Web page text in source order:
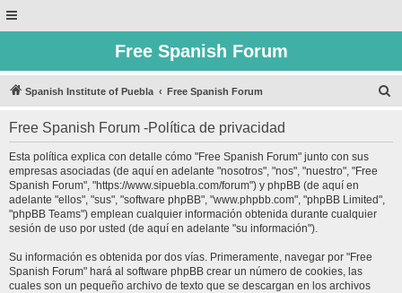
Free Spanish Forum
Spanish Institute of Puebla Free Spanish Forum
Free Spanish Forum -Política de privacidad
Esta política explica con detalle cómo "Free Spanish Forum" junto con sus
empresas asociadas (de aquí en adelante "nosotros", "nos", "nuestro", "Free
Spanish Forum", "https://www.sipuebla.com/forum") y phpBB (de aquí en
adelante "ellos", "sus", "software phpBB", "www.phpbb.com", "phpBB Limited",
"phpBB Teams") emplean cualquier información obtenida durante cualquier
sesión de uso por usted (de aquí en adelante "su información").
Su información es obtenida por dos vías. Primeramente, navegar por "Free
Spanish Forum" hará al software phpBB crear un número de cookies, las
cuales son un pequeño archivo de texto que se descargan en los archivos